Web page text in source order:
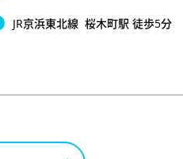
JR京浜東北線 桜木町駅 徒歩5分